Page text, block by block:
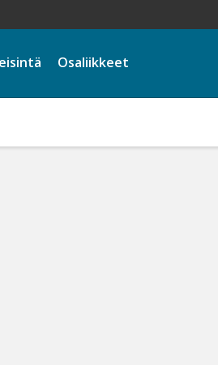
Osaliikkeet